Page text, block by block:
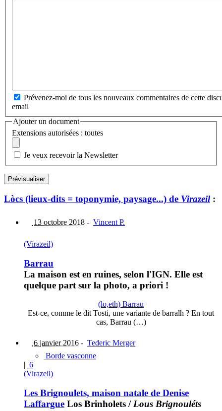
Prévenez-moi de tous les nouveaux commentaires de cette
email
Ajouter un document
Extensions autorisées : toutes
Je veux recevoir la Newsletter
Lòcs (lieux-dits = toponymie, paysage...) de Virazeil:
13 octobre 2018 - Vincent P.
(Virazeil)
Barrau
La maison est en ruines, selon l'IGN. Elle est
quelque part sur la photo, a priori !
(lo,eth) Barrau
Est-ce, comme le dit Tosti, une variante de barralh ? En tout
cas, Barrau (…)
6 janvier 2016 - Tederic Merger
Borde vasconne
| 6
(Virazeil)
Les Brignoulets, maison natale de Denise
Laffargue Los Brinholets / Lous Brignouléts